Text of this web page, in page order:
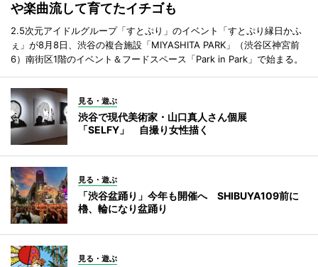
や楽曲流して育てたイチゴも
2.5次元アイドルグループ「すとぷり」のイベント「すとぷり縁日かふ
ぇ」が8月8日、渋谷の複合施設「MIYASHITA PARK」（渋谷区神宮前
6）南街区1階のイベント＆フードスペース「Park in Park」で始まる。
見る・遊ぶ
渋谷で現代美術家・山口真人さん個展
「SELFY」 自撮り女性描く
見る・遊ぶ
「渋谷盆踊り」今年も開催へ SHIBUYA109前に
櫓、輪になり盆踊り
見る・遊ぶ